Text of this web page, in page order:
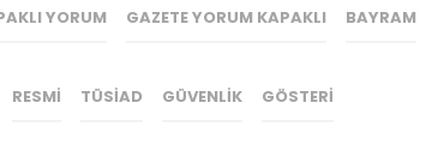
YORUM GAZETE YORUM KAPAKLI BAYRAM
RESMI TÜSIAD GÜVENLIK GÖSTERI